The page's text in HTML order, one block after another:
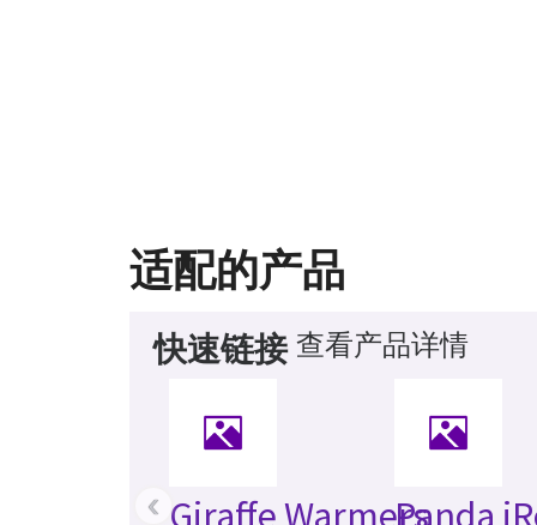
适配的产品
快速链接 查看产品详情
‹